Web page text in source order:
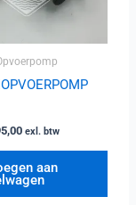
exl. btw
aan